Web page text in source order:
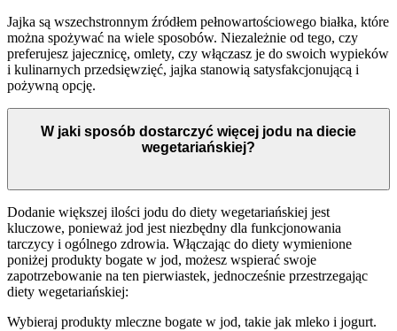
Jajka są wszechstronnym źródłem pełnowartościowego białka, które
można spożywać na wiele sposobów. Niezależnie od tego, czy
preferujesz jajecznicę, omlety, czy włączasz je do swoich wypieków
i kulinarnych przedsięwzięć, jajka stanowią satysfakcjonującą i
pożywną opcję.
W jaki sposób dostarczyć więcej jodu na diecie
wegetariańskiej?
Dodanie większej ilości jodu do diety wegetariańskiej jest
kluczowe, ponieważ jod jest niezbędny dla funkcjonowania
tarczycy i ogólnego zdrowia. Włączając do diety wymienione
poniżej produkty bogate w jod, możesz wspierać swoje
zapotrzebowanie na ten pierwiastek, jednocześnie przestrzegając
diety wegetariańskiej:
Wybieraj produkty mleczne bogate w jod, takie jak mleko i jogurt.